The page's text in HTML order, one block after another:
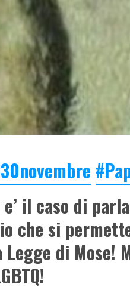
e’ il caso di
che si
Legge di Mose!